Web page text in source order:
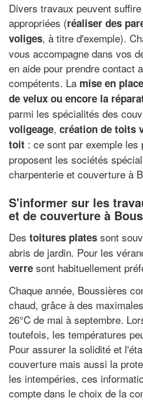
Divers travaux peuvent
appropriées (réaliser des
voliges, à titre d'exemple).
vous accompagne dans vos
en aide pour prendre contact
compétents. La mise en
de velux ou encore la
parmi les spécialités des
voligeage, création de toits
toit : ce sont par exemple
proposent les sociétés
charpenterie et couverture à
S'informer sur les
et de couverture à
Des toitures plates sont
abris de jardin. Pour les
verre sont habituellement
Chaque année, Boussières
chaud, grâce à des
26°C de mai à septembre.
toutefois, les températures
Pour assurer la solidité et
couverture mais aussi la
les intempéries, ces
compte dans le choix de la